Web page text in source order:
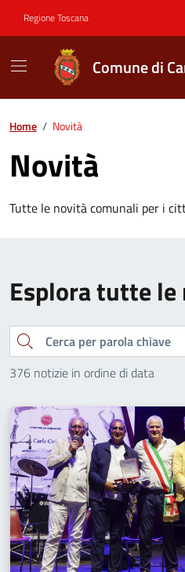
Regione Toscana
Comune di
Contenuti in
Home / Novità
Novità
Tutte le novità comunali per i
Esplora tutte
Cerca
376 notizie in ordine di data